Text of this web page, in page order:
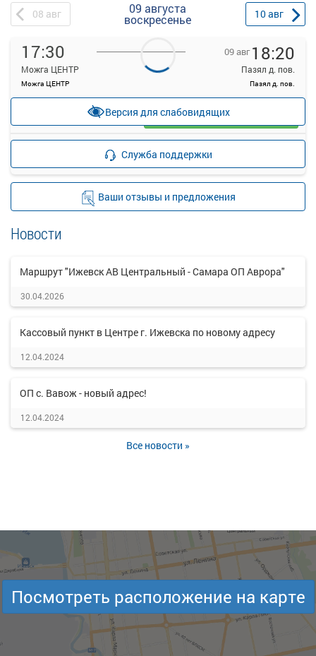
08 авг 09 августа
воскресенье 10авг
17:30
Можга ЦЕНТР
Можга ЦЕНТР
09 авг 18:20
Пазял д. пов.
Пазял д. пов.
—
Загрузить цену
Версия для слабовидящих
Служба поддержки
Ваши отзывы и предложения
Новости
Маршрут "Ижевск АВ Центральный - Самара ОП Аврора"
30.04.2026
Кассовый пункт в Центре г. Ижевска по новому адресу
12.04.2024
ОП с. Вавож - новый адрес!
12.04.2024
Все новости »
Посмотреть расположение на карте